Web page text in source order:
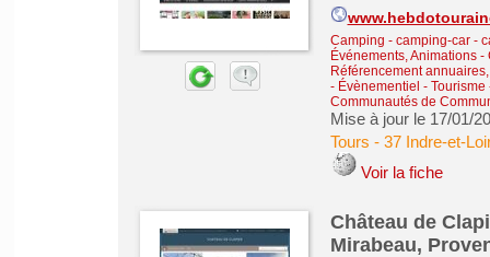
Camping - camping-car -
Événements, Animations-
Référencement
- Évènementiel - Tourisme
Communautés de
Mise à jour le 17/01/
Tours - 37 Indre-et-
Voir la fiche
Château de
Mirabeau,